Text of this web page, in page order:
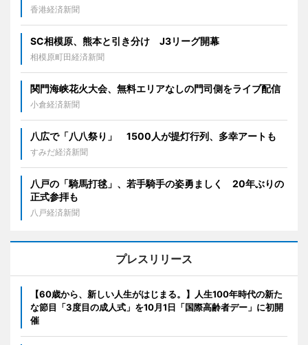
香港経済新聞
SC相模原、熊本と引き分け J3リーグ開幕
相模原町田経済新聞
関門海峡花火大会、無料エリアなしの門司側をライブ配信
小倉経済新聞
八広で「八八祭り」 1500人が提灯行列、多幸アートも
すみだ経済新聞
八戸の「騎馬打毬」、若手騎手の姿勇ましく 20年ぶりの
正式参拝も
八戸経済新聞
プレスリリース
【60歳から、新しい人生がはじまる。】人生100年時代の新た
な節目「3度目の成人式」を10月1日「国際高齢者デー」に初開
催